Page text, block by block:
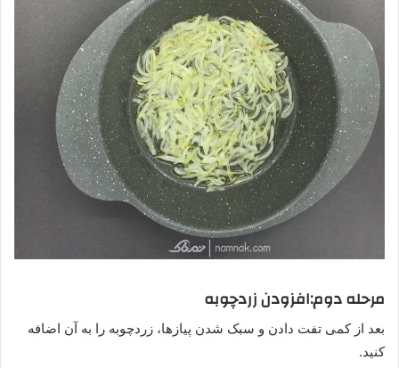
مرحله دوم:افزودن زردچوبه
بعد از کمی تفت دادن و سبک شدن پیازها، زردچوبه را به آن اضافه
کنید.